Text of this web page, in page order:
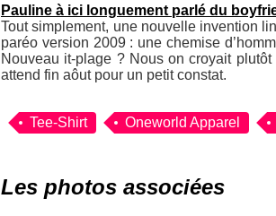
Pauline à ici longuement parlé du
Tout simplement, une nouvelle invention
paréo version 2009 : une chemise
Nouveau it-plage ? Nous on croyait
attend fin aôut pour un petit constat.
Tee-Shirt Oneworld Apparel
Les photos associées